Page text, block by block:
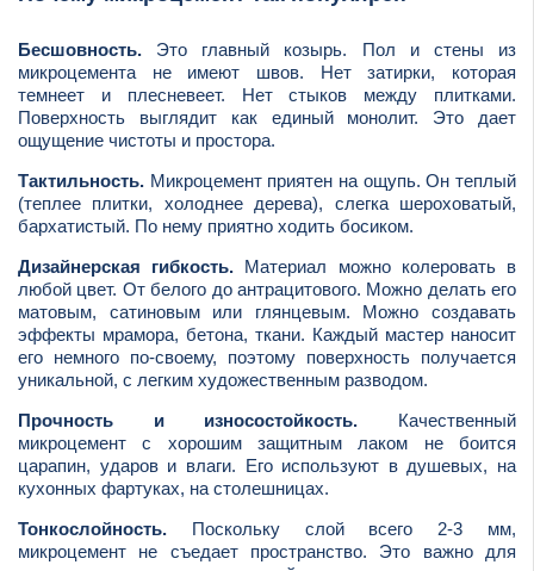
Бесшовность. Это главный козырь. Пол и стены из
микроцемента не имеют швов. Нет затирки, которая
темнеет и плесневеет. Нет стыков между плитками.
Поверхность выглядит как единый монолит. Это дает
ощущение чистоты и простора.
Тактильность. Микроцемент приятен на ощупь. Он теплый
(теплее плитки, холоднее дерева), слегка шероховатый,
бархатистый. По нему приятно ходить босиком.
Дизайнерская гибкость. Материал можно колеровать в
любой цвет. От белого до антрацитового. Можно делать его
матовым, сатиновым или глянцевым. Можно создавать
эффекты мрамора, бетона, ткани. Каждый мастер наносит
его немного по-своему, поэтому поверхность получается
уникальной, с легким художественным разводом.
Прочность и износостойкость. Качественный
микроцемент с хорошим защитным лаком не боится
царапин, ударов и влаги. Его используют в душевых, на
кухонных фартуках, на столешницах.
Тонкослойность. Поскольку слой всего 2-3 мм,
микроцемент не съедает пространство. Это важно для